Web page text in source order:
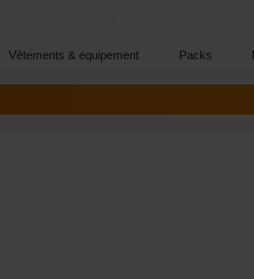
Vêtements & équipement Packs